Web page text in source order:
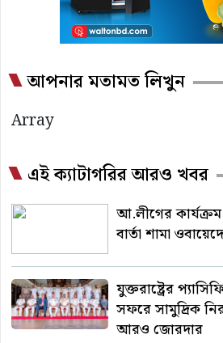
আপনার মতামত লিখুন
Array
এই ক্যাটাগরির আরও খবর
আ.লীগের
বার্তা শামা
যুক্তরাষ্ট্রের
সফরে সামুদ্রিক
আরও জোরদার